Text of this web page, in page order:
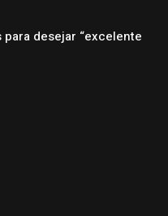
desejar “excelente